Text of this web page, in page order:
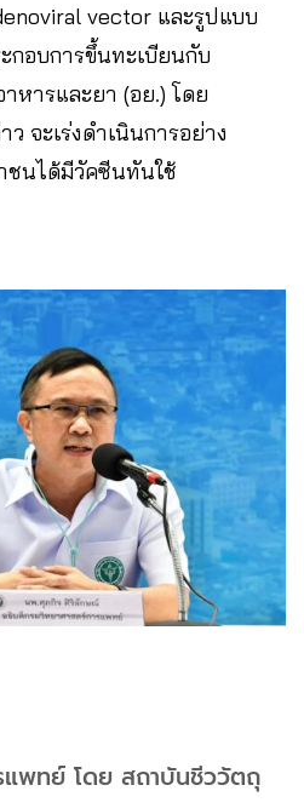
vector และรูปแบบ
กอบการขึ้นทะเบียนกับ
หารและยา (อย.) โดย
จะเร่งดำเนินการอย่าง
ชนได้มีวัคซีนทันใช้​
แพทย์ โดย สถาบันชีววัตถุ